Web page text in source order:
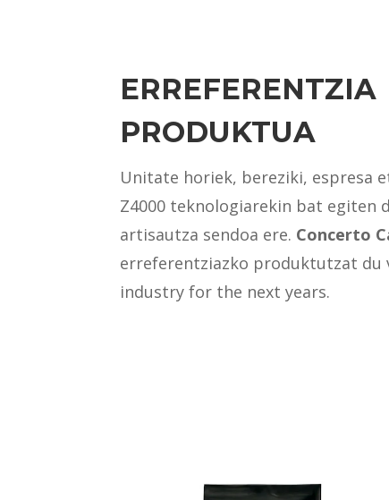
ERREFERENTZIA
PRODUKTUA
Unitate horiek, bereziki, espresa
Z4000 teknologiarekin bat egiten
artisautza sendoa ere. Concerto
erreferentziazko produktutzat du
industry for the next years.